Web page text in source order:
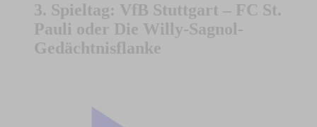
3. Spieltag: VfB Stuttgart – FC St.
Pauli oder Die Willy-Sagnol-
Gedächtnisflanke